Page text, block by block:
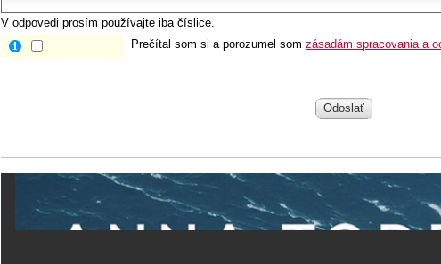
V odpovedi prosím používajte iba číslice.
Prečítal som si a porozumel som zásadám spracovania a
Odoslať